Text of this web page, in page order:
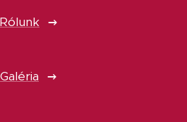
Rólunk
Galéria